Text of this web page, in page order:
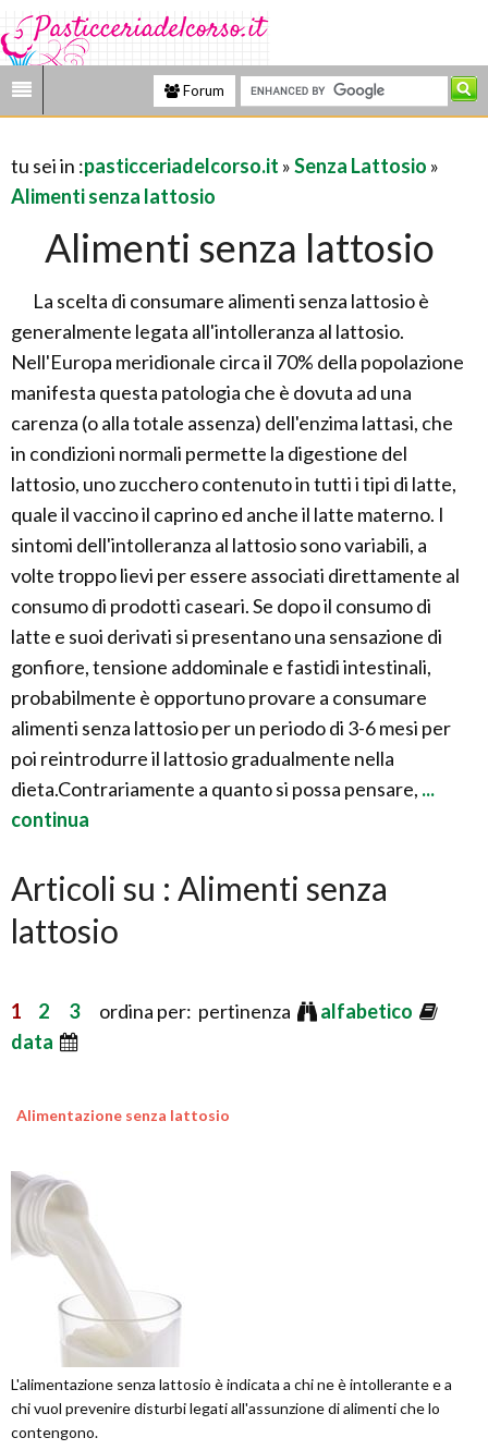
Forum
tu sei in :pasticceriadelcorso.it »Senza Lattosio »
Alimenti senza lattosio
Alimenti senza lattosio
La scelta di consumare alimenti senza lattosio è
generalmente legata all'intolleranza al lattosio.
Nell'Europa meridionale circa il 70% della popolazione
manifesta questa patologia che è dovuta ad una
carenza (o alla totale assenza) dell'enzima lattasi, che
in condizioni normali permette la digestione del
lattosio, uno zucchero contenuto in tutti i tipi di latte,
quale il vaccino il caprino ed anche il latte materno. I
sintomi dell'intolleranza al lattosio sono variabili, a
volte troppo lievi per essere associati direttamente al
consumo di prodotti caseari. Se dopo il consumo di
latte e suoi derivati si presentano una sensazione di
gonfiore, tensione addominale e fastidi intestinali,
probabilmente è opportuno provare a consumare
alimenti senza lattosio per un periodo di 3-6 mesi per
poi reintrodurre il lattosio gradualmente nella
dieta.Contrariamente a quanto si possa pensare, ...
continua
Articoli su : Alimenti senza
lattosio
1 2 3ordina per: pertinenza
alfabetico
data
Alimentazione senza lattosio
L'alimentazione senza lattosio è indicata a chi ne è intollerante e a
chi vuol prevenire disturbi legati all'assunzione di alimenti che lo
contengono.